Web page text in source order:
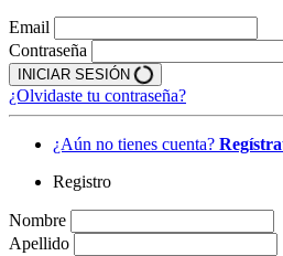
Email
Contraseña
INICIAR SESIÓN
¿Olvidaste tu contraseña?
¿Aún no tienes cuenta?
Registro
Nombre
Apellido